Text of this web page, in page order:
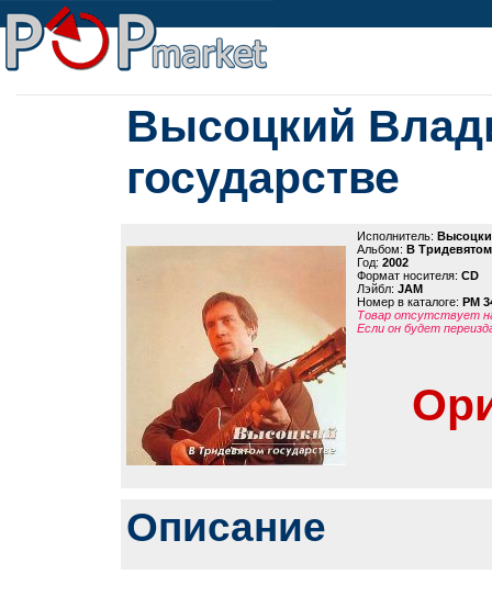
Высоцкий
государстве
Исполнитель:
Альбом: В Тридевятом
Год: 2002
Формат носителя: CD
Лэйбл: JAM
Номер в каталоге: PM
Товар отсутствует
Если он будет
Описание